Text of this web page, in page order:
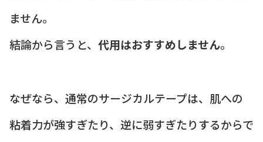
ません。
結論から言うと、 代用はおすすめしません。
なぜなら、通常のサージカルテープは、肌への
粘着力が強すぎたり、逆に弱すぎたりするからで